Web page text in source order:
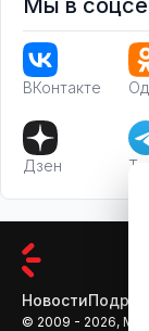
Мы в
ВКонтакте
Дзен
Новости
© 2009 - 2026,